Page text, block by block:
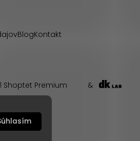
BlogKontakt
Shoptet Premium &